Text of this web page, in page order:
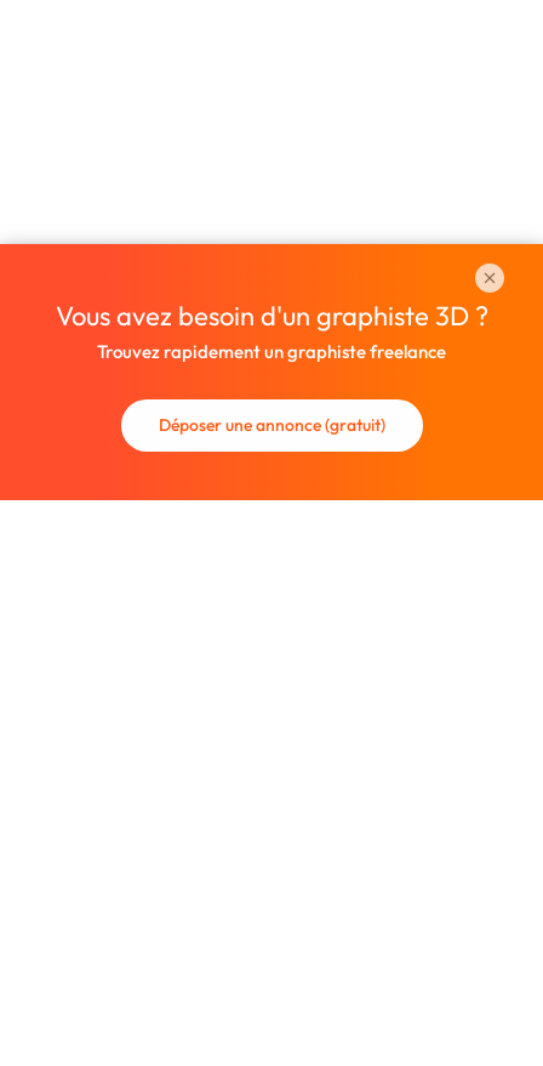
Vous avez besoin d'un graphiste 3D ?
Trouvez rapidement un graphiste freelance
Déposer une annonce (gratuit)